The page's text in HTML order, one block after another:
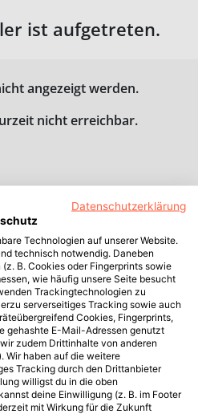
ist aufgetreten.
angezeigt werden.
nicht erreichbar.
Datenschutzerklärung
Technologien auf unserer Website.
technisch notwendig. Daneben
B. Cookies oder Fingerprints sowie
wie häufig unsere Seite besucht
Trackingtechnologien zu
serverseitiges Tracking sowie auch
Cookies, Fingerprints,
gehashte E-Mail-Adressen genutzt
zudem Drittinhalte von anderen
Wir haben auf die weitere
Tracking durch den Drittanbieter
willigst du in die oben
deine Einwilligung (z. B. im Footer
mit Wirkung für die Zukunft